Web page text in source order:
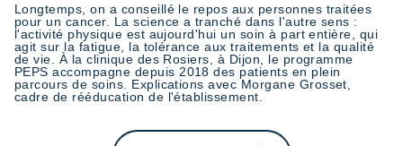
Longtemps, on a conseillé le repos aux personnes traitées
pour un cancer. La science a tranché dans l'autre sens :
l'activité physique est aujourd'hui un soin à part entière, qui
agit sur la fatigue, la tolérance aux traitements et la qualité
de vie. À la clinique des Rosiers, à Dijon, le programme
PEPS accompagne depuis 2018 des patients en plein
parcours de soins. Explications avec Morgane Grosset,
cadre de rééducation de l'établissement.